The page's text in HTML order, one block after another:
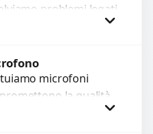
problemi legati
con interventi
microfoni
la qualità
o delle